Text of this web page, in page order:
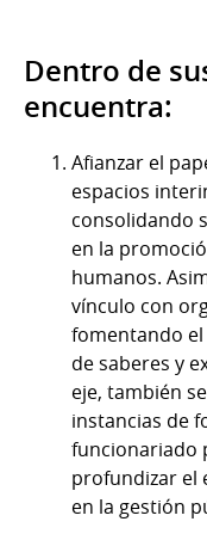
Dentro de
encuentra:
Afianzar el
espacios
consolidando
en la
humanos.
vínculo con
fomentando
de saberes y
eje, también
instancias de
funcionariado
profundizar el
en la gestión